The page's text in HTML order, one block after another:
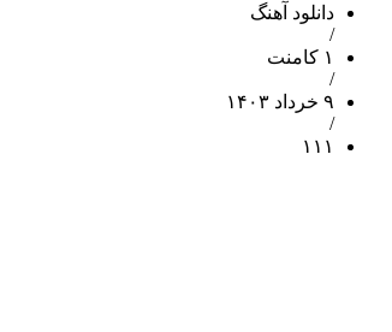
دانلود آهنگ
/
۱ کامنت
/
۹ خرداد ۱۴۰۳
/
۱۱۱